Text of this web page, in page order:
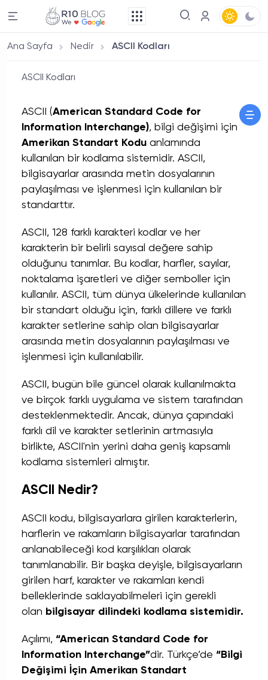
ASCII (American Standard Code for
Information Interchange), bilgi değişimi için
Amerikan Standart Kodu anlamında
kullanılan bir kodlama sistemidir. ASCII,
bilgisayarlar arasında metin dosyalarının
paylaşılması ve işlenmesi için kullanılan bir
standarttır.
ASCII, 128 farklı karakteri kodlar ve her
karakterin bir belirli sayısal değere sahip
olduğunu tanımlar. Bu kodlar, harfler, sayılar,
noktalama işaretleri ve diğer semboller için
kullanılır. ASCII, tüm dünya ülkelerinde kullanılan
bir standart olduğu için, farklı dillere ve farklı
karakter setlerine sahip olan bilgisayarlar
arasında metin dosyalarının paylaşılması ve
işlenmesi için kullanılabilir.
ASCII, bugün bile güncel olarak kullanılmakta
ve birçok farklı uygulama ve sistem tarafından
desteklenmektedir. Ancak, dünya çapındaki
farklı dil ve karakter setlerinin artmasıyla
birlikte, ASCII'nin yerini daha geniş kapsamlı
kodlama sistemleri almıştır.
ASCII Nedir?
ASCII kodu, bilgisayarlara girilen karakterlerin,
harflerin ve rakamların bilgisayarlar tarafından
anlanabileceği kod karşılıkları olarak
tanımlanabilir. Bir başka deyişle, bilgisayarların
girilen harf, karakter ve rakamları kendi
belleklerinde saklayabilmeleri için gerekli
olan bilgisayar dilindeki kodlama sistemidir.
Açılımı, “American Standard Code for
Information Interchange”dir. Türkçe’de “Bilgi
Değişimi İçin Amerikan Standart
Ana Sayfa Nedir ASCII Kodları
ASCII Kodları